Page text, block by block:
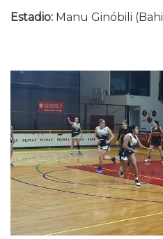
Estadio: Manu Ginóbili